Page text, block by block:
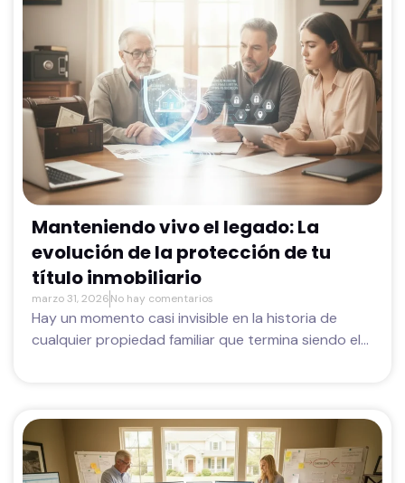
Manteniendo vivo el legado: La
evolución de la protección de tu
título inmobiliario
marzo 31, 2026No hay comentarios
Hay un momento casi invisible en la historia de
cualquier propiedad familiar que termina siendo el...